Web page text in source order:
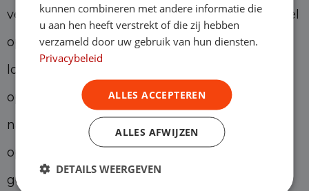
verzekering. Een operational lease lijkt erg veel
op huren, alleen kunnen de gemiddelde
looptijden wat van elkaar verschillen. Een
operational lease is ideaal als je op zoek bent
naar zekerheid en stabiliteit. Daarnaast is een
operational lease al vanaf één maand
goedkoper dan het huren van een
kunnen combineren met andere informatie die
u aan hen heeft verstrekt of die zij hebben
verzameld door uw gebruik van hun diensten.
Privacybeleid
ALLES ACCEPTEREN
ALLES AFWIJZEN
DETAILS WEERGEVEN